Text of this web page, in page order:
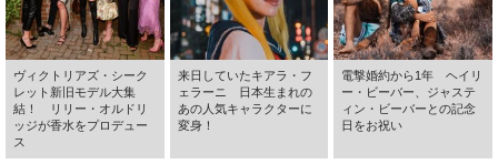
ヴィクトリアズ・シーク
レット新旧モデル大集
結！ リリー・オルドリ
ッジが香水をプロデュー
ス
来日していたキアラ・フ
ェラーニ 日本生まれの
あの人気キャラクターに
変身！
電撃婚約から1年 ヘイリ
ー・ビーバー、ジャステ
ィン・ビーバーとの記念
日をお祝い